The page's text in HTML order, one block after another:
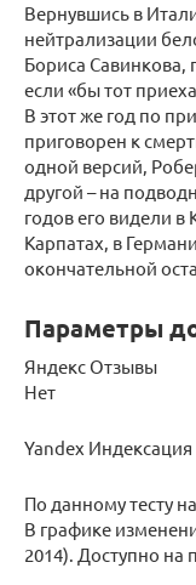
Вернувшись в
нейтрализации
Бориса Савинкова,
если «бы тот
В этот же год по
приговорен к
одной версий,
другой – на
годов его видели
Карпатах, в
окончательной
Параметры
Яндекс Отзывы
Нет
Yandex Индексация
По данному тесту
В графике
2014). Доступно на